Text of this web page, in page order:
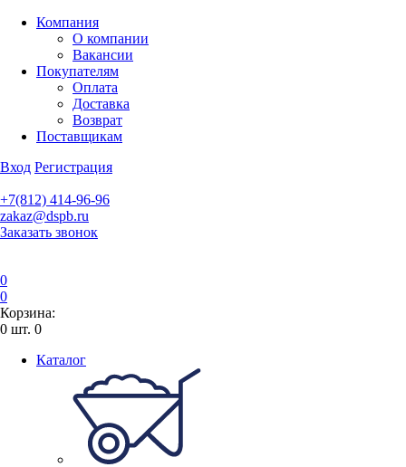
Компания
О компании
Вакансии
Покупателям
Оплата
Доставка
Возврат
Поставщикам
Вход Регистрация
+7(812) 414-96-96
zakaz@dspb.ru
Заказать звонок
0
0
Корзина:
0 шт. 0
Каталог